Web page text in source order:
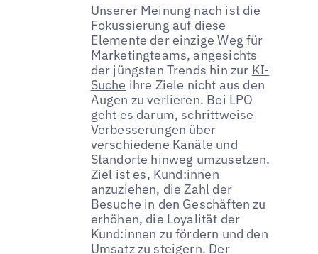
Unserer Meinung nach ist die
Fokussierung auf diese
Elemente der einzige Weg für
Marketingteams, angesichts
der jüngsten Trends hin zur KI-
Suche ihre Ziele nicht aus den
Augen zu verlieren. Bei LPO
geht es darum, schrittweise
Verbesserungen über
verschiedene Kanäle und
Standorte hinweg umzusetzen.
Ziel ist es, Kund:innen
anzuziehen, die Zahl der
Besuche in den Geschäften zu
erhöhen, die Loyalität der
Kund:innen zu fördern und den
Umsatz zu steigern. Der